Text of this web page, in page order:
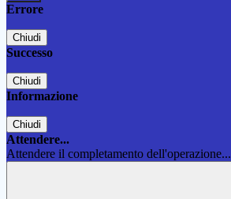
Errore
Chiudi
Successo
Chiudi
Informazione
Chiudi
Attendere...
Attendere il completamento dell'operazione...